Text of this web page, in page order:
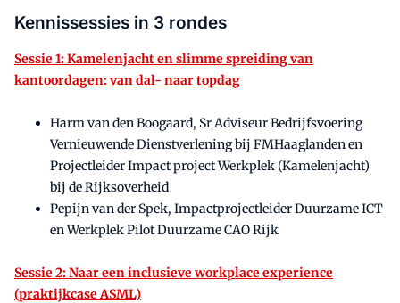
Kennissessies in 3 rondes
Sessie 1: Kamelenjacht en slimme spreiding van
kantoordagen: van dal- naar topdag
Harm van den Boogaard, Sr Adviseur Bedrijfsvoering
Vernieuwende Dienstverlening bij FMHaaglanden en
Projectleider Impact project Werkplek (Kamelenjacht)
bij de Rijksoverheid
Pepijn van der Spek, Impactprojectleider Duurzame ICT
en Werkplek Pilot Duurzame CAO Rijk
Sessie 2: Naar een inclusieve workplace experience
(praktijkcase ASML)